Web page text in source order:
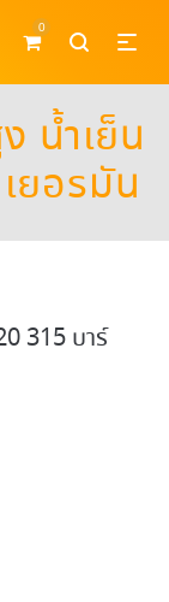
0
น้ำเย็น
ยอรมัน
315 บาร์